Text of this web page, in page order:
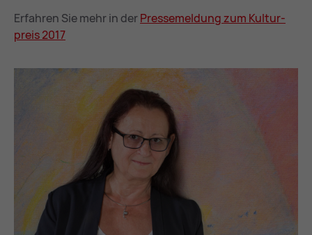
Erfahren Sie mehr in derPres­se­mel­dung zum Kul­tur­
preis 2017